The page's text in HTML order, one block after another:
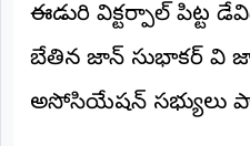
ఈడురి విక్టర్పాల్ పిట్ట
బేతిన జాన్ సుభాకర్ వి
అసోసియేషన్ సభ్యులు